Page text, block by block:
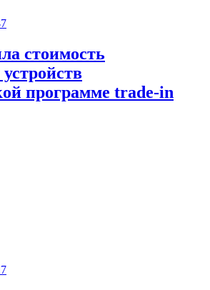
стоимость
программе trade‑in